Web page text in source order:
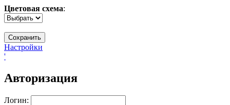
Цветовая схема:
Настройки
'
Авторизация
Логин: